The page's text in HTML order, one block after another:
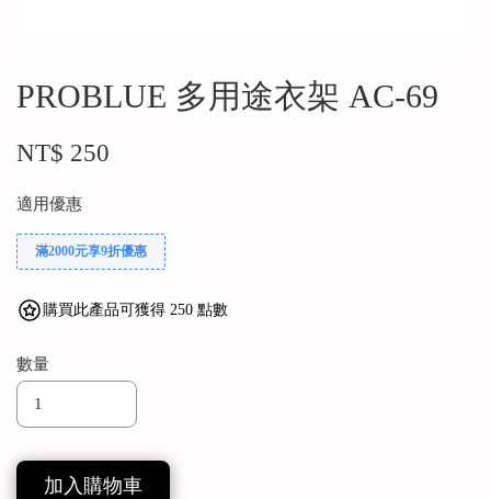
PROBLUE 多用途衣架 AC-69
NT$ 250
適用優惠
滿2000元享9折優惠
購買此產品可獲得 250 點數
數量
加入購物車